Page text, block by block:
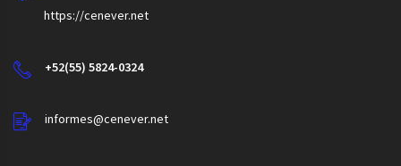
https://cenever.net
+52(55) 5824-0324
informes@cenever.net